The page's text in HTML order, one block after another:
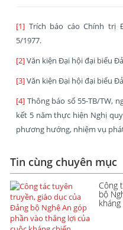
[1] Trích báo cáo Chính trị
5/1977.
[2]Văn kiện Đại hội đại biểu
[3]Văn kiện Đại hội đại biểu
[4] Thông báo số 55-TB/TW,
kết 5 năm thực hiện Nghị
phương hướng, nhiệm vụ
Tin cùng chuyên mục
Công
bộ